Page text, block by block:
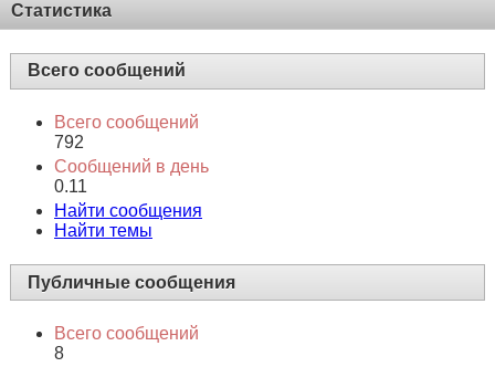
Статистика
Всего сообщений
Всего сообщений
792
Сообщений в день
0.11
Найти сообщения
Найти темы
Публичные сообщения
Всего сообщений
8